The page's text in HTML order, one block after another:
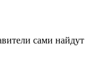
сами найдут